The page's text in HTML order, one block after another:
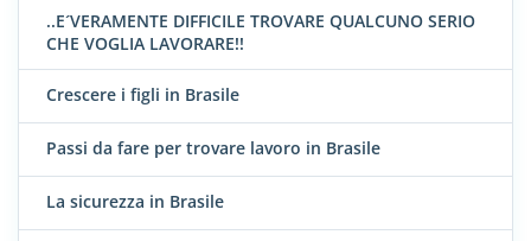
..E´VERAMENTE DIFFICILE TROVARE QUALCUNO SERIO
CHE VOGLIA LAVORARE!!
Crescere i figli in Brasile
Passi da fare per trovare lavoro in Brasile
La sicurezza in Brasile